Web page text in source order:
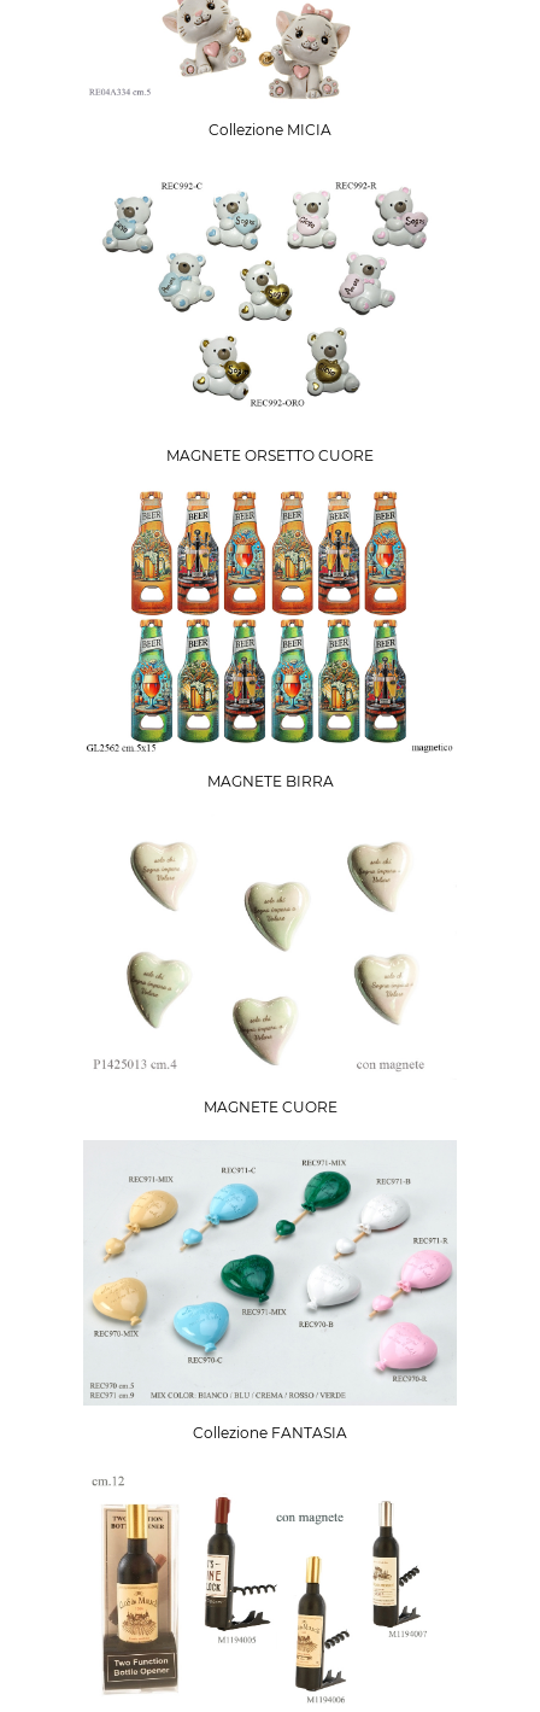
Collezione MICIA
MAGNETE ORSETTO CUORE
MAGNETE BIRRA
MAGNETE CUORE
Collezione FANTASIA